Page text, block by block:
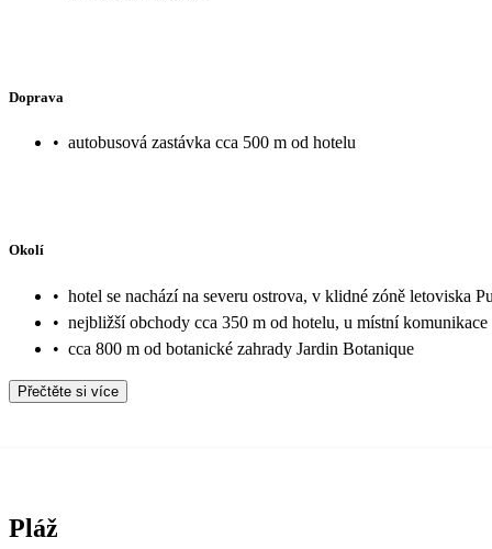
Doprava
• autobusová zastávka cca 500 m od hotelu
Okolí
• hotel se nachází na severu ostrova, v klidné zóně letoviska
• nejbližší obchody cca 350 m od hotelu, u místní komunikace
• cca 800 m od botanické zahrady Jardin Botanique
Přečtěte si více
Pláž